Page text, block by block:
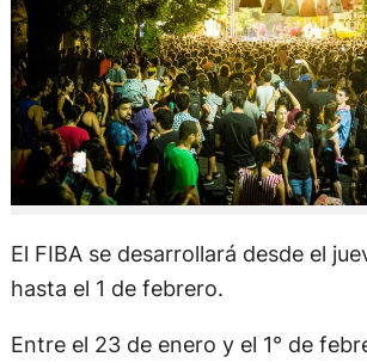
El FIBA se desarrollará desde el
hasta el 1 de febrero.
Entre el 23 de enero y el 1° de